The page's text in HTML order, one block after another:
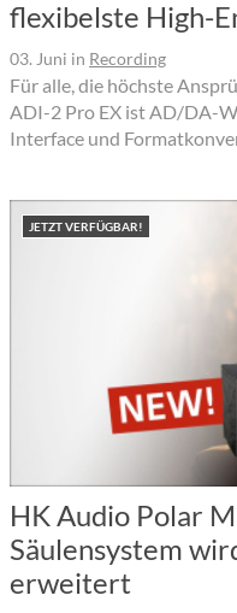
flexibelste High-
03. Juni in Recording
Für alle, die höchste
ADI-2 Pro EX ist AD/DA-
Interface und
JETZT VERFÜGBAR!
HK Audio Polar
Säulensystem
erweitert